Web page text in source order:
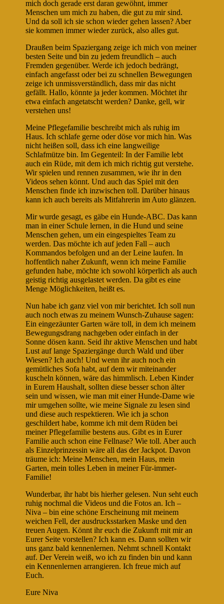
mich doch gerade erst daran gewöhnt, immer
Menschen um mich zu haben, die gut zu mir sind.
Und da soll ich sie schon wieder gehen lassen? Aber
sie kommen immer wieder zurück, also alles gut.
Draußen beim Spaziergang zeige ich mich von meiner
besten Seite und bin zu jedem freundlich – auch
Fremden gegenüber. Werde ich jedoch bedrängt,
einfach angefasst oder bei zu schnellen Bewegungen
zeige ich unmissverständlich, dass mir das nicht
gefällt. Hallo, könnte ja jeder kommen. Möchtet ihr
etwa einfach angetatscht werden? Danke, gell, wir
verstehen uns!
Meine Pflegefamilie beschreibt mich als ruhig im
Haus. Ich schlafe gerne oder döse vor mich hin. Was
nicht heißen soll, dass ich eine langweilige
Schlafmütze bin. Im Gegenteil: In der Familie lebt
auch ein Rüde, mit dem ich mich richtig gut verstehe.
Wir spielen und rennen zusammen, wie ihr in den
Videos sehen könnt. Und auch das Spiel mit den
Menschen finde ich inzwischen toll. Darüber hinaus
kann ich auch bereits als Mitfahrerin im Auto glänzen.
Mir wurde gesagt, es gäbe ein Hunde-ABC. Das kann
man in einer Schule lernen, in die Hund und seine
Menschen gehen, um ein eingespieltes Team zu
werden. Das möchte ich auf jeden Fall – auch
Kommandos befolgen und an der Leine laufen. In
hoffentlich naher Zukunft, wenn ich meine Familie
gefunden habe, möchte ich sowohl körperlich als auch
geistig richtig ausgelastet werden. Da gibt es eine
Menge Möglichkeiten, heißt es.
Nun habe ich ganz viel von mir berichtet. Ich soll nun
auch noch etwas zu meinem Wunsch-Zuhause sagen:
Ein eingezäunter Garten wäre toll, in dem ich meinem
Bewegungsdrang nachgeben oder einfach in der
Sonne dösen kann. Seid ihr aktive Menschen und habt
Lust auf lange Spaziergänge durch Wald und über
Wiesen? Ich auch! Und wenn ihr auch noch ein
gemütliches Sofa habt, auf dem wir miteinander
kuscheln können, wäre das himmlisch. Leben Kinder
in Eurem Haushalt, sollten diese besser schon älter
sein und wissen, wie man mit einer Hunde-Dame wie
mir umgehen sollte, wie meine Signale zu lesen sind
und diese auch respektieren. Wie ich ja schon
geschildert habe, komme ich mit dem Rüden bei
meiner Pflegefamilie bestens aus. Gibt es in Eurer
Familie auch schon eine Fellnase? Wie toll. Aber auch
als Einzelprinzessin wäre all das der Jackpot. Davon
träume ich: Meine Menschen, mein Haus, mein
Garten, mein tolles Leben in meiner Für-immer-
Familie!
Wunderbar, ihr habt bis hierher gelesen. Nun seht euch
ruhig nochmal die Videos und die Fotos an. Ich –
Niva – bin eine schöne Erscheinung mit meinem
weichen Fell, der ausdrucksstarken Maske und den
treuen Augen. Könnt ihr euch die Zukunft mit mir an
Eurer Seite vorstellen? Ich kann es. Dann sollten wir
uns ganz bald kennenlernen. Nehmt schnell Kontakt
auf. Der Verein weiß, wo ich zu finden bin und kann
ein Kennenlernen arrangieren. Ich freue mich auf
Euch.
Eure Niva